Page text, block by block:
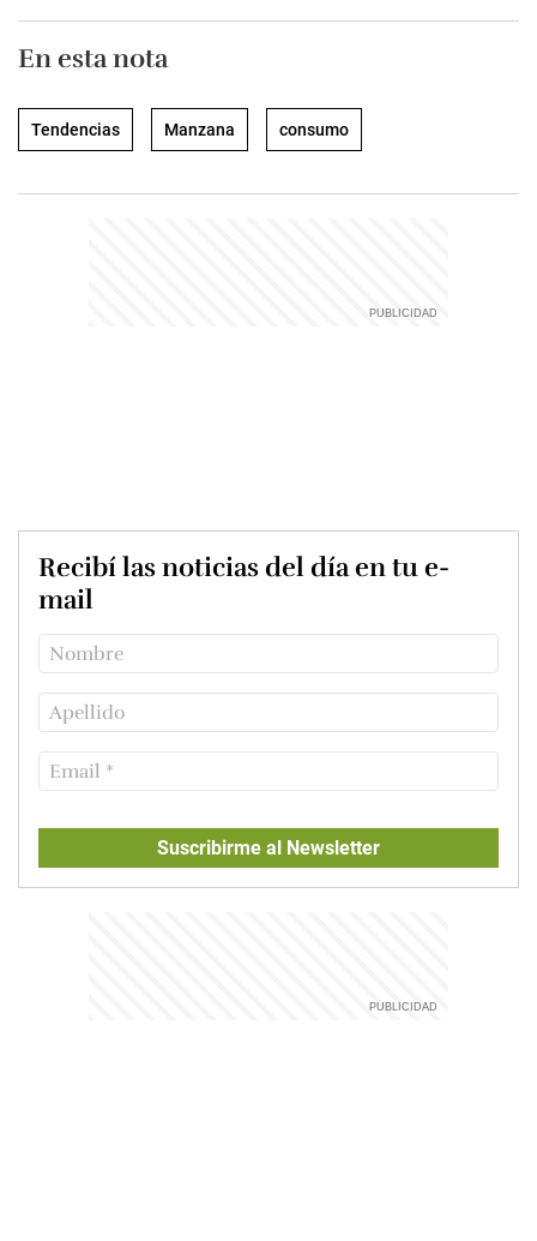
En esta nota
Tendencias Manzana consumo
Recibí las noticias del día en tu e-
mail
Suscribirme al Newsletter